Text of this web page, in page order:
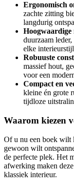
Ergonomisch
zachte zitting
langdurig
Hoogwaardige
duurzaam
elke
Robuuste
massief hout,
voor een
Compact en
kleine én grote
tijdloze
Waarom kiezen
Of u nu een boek wilt
gewoon wilt
de perfecte plek. Het
afwerking maken
klassiek interieur.